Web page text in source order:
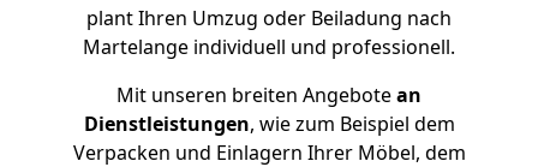
plant Ihren Umzug oder Beiladung nach
Martelange individuell und professionell.
Mit unseren breiten Angebotean
Dienstleistungen, wie zum Beispiel dem
Verpacken und Einlagern Ihrer Möbel, dem